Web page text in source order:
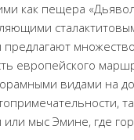
как пещера
предлагают
европейского
видами на
мыс Эмине, где